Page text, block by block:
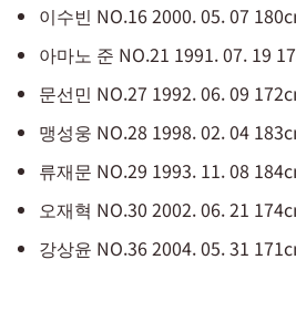
이수빈 NO.16 2000. 05. 07
아마노 준 NO.21 1991. 07. 19
문선민 NO.27 1992. 06. 09
맹성웅 NO.28 1998. 02. 04
류재문 NO.29 1993. 11. 08
오재혁 NO.30 2002. 06. 21
강상윤 NO.36 2004. 05. 31